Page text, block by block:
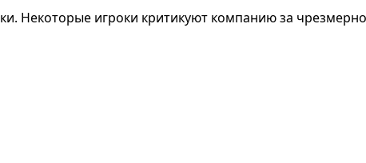
Некоторые игроки критикуют компанию за